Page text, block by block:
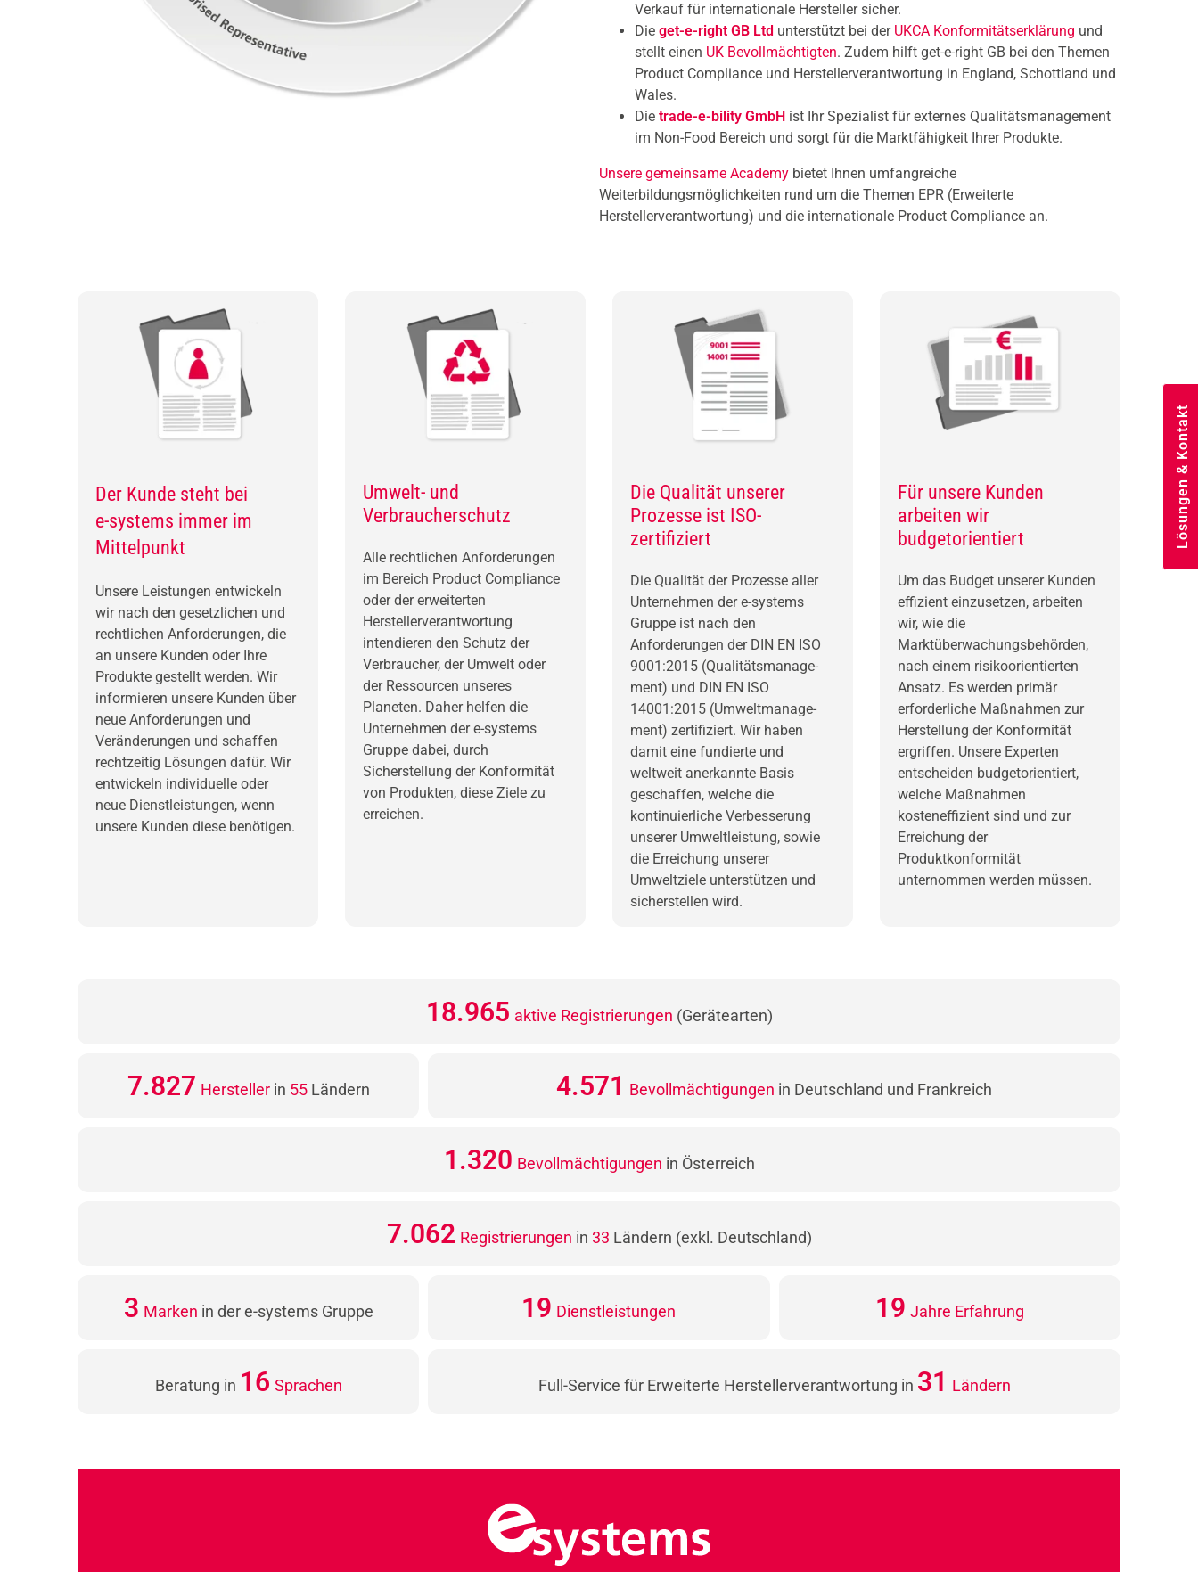
Verkauf für internationale Hersteller sicher.
Die get-e-right GB Ltd unterstützt bei der UKCA Konformitätserklärung und
stellt einen UK Bevollmächtigten. Zudem hilft get-e-right GB bei den Themen
Product Compliance und Herstellerverantwortung in England, Schottland und
Wales.
Die trade-e-bility GmbH ist Ihr Spezialist für externes Qualitätsmanagement
im Non-Food Bereich und sorgt für die Marktfähigkeit Ihrer Produkte.
Unsere gemeinsame Academy bietet Ihnen umfangreiche
Weiterbildungsmöglichkeiten rund um die Themen EPR (Erweiterte
Herstellerverantwortung) und die internationale Product Compliance an.
Der Kunde steht bei
e-systems immer im
Mittelpunkt
Unsere Leistungen entwickeln
wir nach den gesetzlichen und
rechtlichen Anforderungen, die
an unsere Kunden oder Ihre
Produkte gestellt werden. Wir
informieren unsere Kunden über
neue Anforderungen und
Veränderungen und schaffen
rechtzeitig Lösungen dafür. Wir
entwickeln individuelle oder
neue Dienstleistungen, wenn
unsere Kunden diese benötigen.
Umwelt- und
Verbraucherschutz
Alle rechtlichen Anforderungen
im Bereich Product Compliance
oder der erweiterten
Herstellerverantwortung
intendieren den Schutz der
Verbraucher, der Umwelt oder
der Ressourcen unseres
Planeten. Daher helfen die
Unternehmen der e-systems
Gruppe dabei, durch
Sicherstellung der Konformität
von Produkten, diese Ziele zu
erreichen.
Die Qualität unserer
Prozesse ist ISO-
zertifiziert
Die Qualität der Prozesse aller
Unternehmen der e-systems
Gruppe ist nach den
Anforderungen der DIN EN ISO
9001:2015 (Qualitätsmanage-
ment) und DIN EN ISO
14001:2015 (Umweltmanage-
ment) zertifiziert. Wir haben
damit eine fundierte und
weltweit anerkannte Basis
geschaffen, welche die
kontinuierliche Verbesserung
unserer Umweltleistung, sowie
die Erreichung unserer
Umweltziele unterstützen und
sicherstellen wird.
Für unsere Kunden
arbeiten wir
budgetorientiert
Um das Budget unserer Kunden
effizient einzusetzen, arbeiten
wir, wie die
Marktüberwachungsbehörden,
nach einem risikoorientierten
Ansatz. Es werden primär
erforderliche Maßnahmen zur
Herstellung der Konformität
ergriffen. Unsere Experten
entscheiden budgetorientiert,
welche Maßnahmen
kosteneffizient sind und zur
Erreichung der
Produktkonformität
unternommen werden müssen.
20.587 aktive Registrierungen (Gerätearten)
8.500 Herstellerin 55Ländern 4.964 Bevollmächtigungen in Deutschland und Frankreich
1.497 Bevollmächtigungen in Österreich
8.013 Registrierungen in 33 Ländern (exkl. Deutschland)
3 Marken in der e-systems Gruppe 21 Dienstleistungen 21 Jahre Erfahrung
Beratung in 18 Sprachen Full-Service für Erweiterte Herstellerverantwortung in 35 Ländern
Lösungen & Kontakt